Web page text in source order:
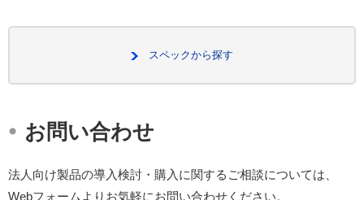
スペックから探す
お問い合わせ
法人向け製品の導入検討・購入に関するご相談については、
Webフォームよりお気軽にお問い合わせください。